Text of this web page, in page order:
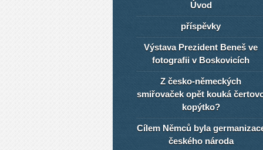
Úvod
příspěvky
Výstava Prezident Beneš ve
fotografii v Boskovicích
Z česko-německých
smiřovaček opět kouká
kopýtko?
Cílem Němců byla
českého národa